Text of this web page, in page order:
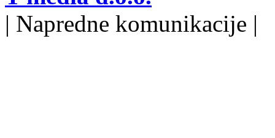
| Napredne komunikacije |